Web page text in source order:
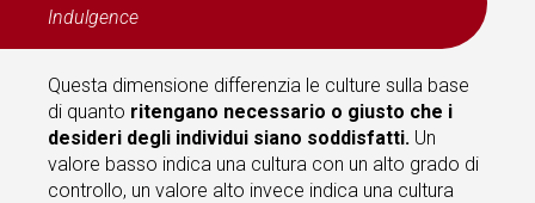
Indulgence
Questa dimensione differenzia le culture sulla base
di quanto ritengano necessario o giusto che i
desideri degli individui siano soddisfatti. Un
valore basso indica una cultura con un alto grado di
controllo, un valore alto invece indica una cultura